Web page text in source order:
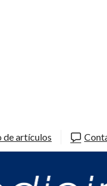
de artículos